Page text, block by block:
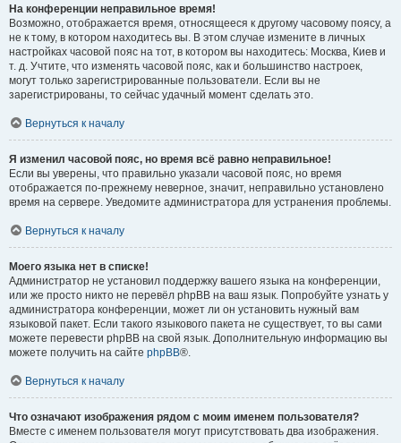
На конференции неправильное время!
Возможно, отображается время, относящееся к другому часовому поясу, а
не к тому, в котором находитесь вы. В этом случае измените в личных
настройках часовой пояс на тот, в котором вы находитесь: Москва, Киев и
т. д. Учтите, что изменять часовой пояс, как и большинство настроек,
могут только зарегистрированные пользователи. Если вы не
зарегистрированы, то сейчас удачный момент сделать это.
Вернуться к началу
Я изменил часовой пояс, но время всё равно неправильное!
Если вы уверены, что правильно указали часовой пояс, но время
отображается по-прежнему неверное, значит, неправильно установлено
время на сервере. Уведомите администратора для устранения проблемы.
Вернуться к началу
Моего языка нет в списке!
Администратор не установил поддержку вашего языка на конференции,
или же просто никто не перевёл phpBB на ваш язык. Попробуйте узнать у
администратора конференции, может ли он установить нужный вам
языковой пакет. Если такого языкового пакета не существует, то вы сами
можете перевести phpBB на свой язык. Дополнительную информацию вы
можете получить на сайте phpBB®.
Вернуться к началу
Что означают изображения рядом с моим именем пользователя?
Вместе с именем пользователя могут присутствовать два изображения.